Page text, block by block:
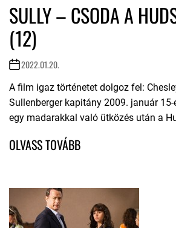
SULLY – CSODA A
(12)
2022.01.20.
A film igaz történetet dolgoz fel:
Sullenberger kapitány 2009. január
egy madarakkal való ütközés után a